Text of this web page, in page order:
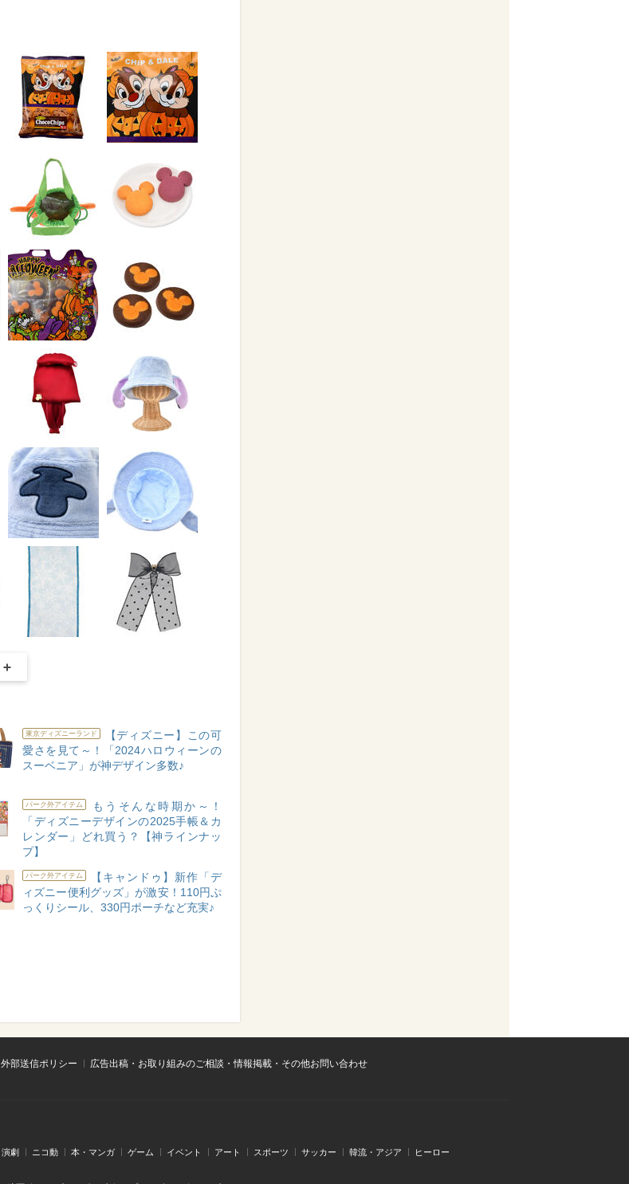
東京ディズニーランド
【ディズニー】この可
愛さを見て～！「2024ハロウィーンの
スーベニア」が神デザイン多数♪
パーク外アイテム
もうそんな時期か～！
「ディズニーデザインの2025手帳＆カ
レンダー」どれ買う？【神ラインナッ
プ】
パーク外アイテム
【キャンドゥ】新作「デ
ィズニー便利グッズ」が激安！110円ぷ
っくりシール、330円ポーチなど充実♪
外部送信ポリシー
広告出稿・お取り組みのご相談・情報掲載・その他お問い合わせ
演劇 ニコ動 本・マンガ ゲーム イベント アート スポーツ サッカー 韓流・アジア ヒーロー